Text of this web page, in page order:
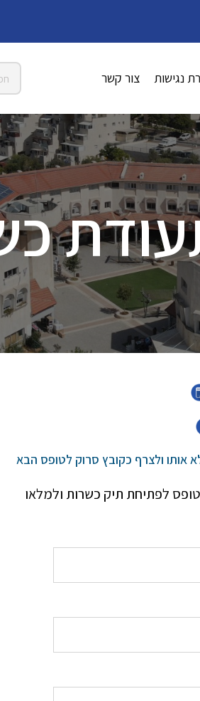
נגישות צור קשר
אותו ולצרף כקובץ סרוק לטופס הבא
לפתיחת תיק כשרות ולמלאו